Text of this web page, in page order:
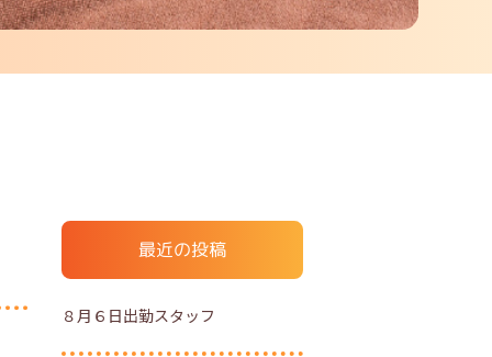
最近の投稿
８月６日出勤スタッフ